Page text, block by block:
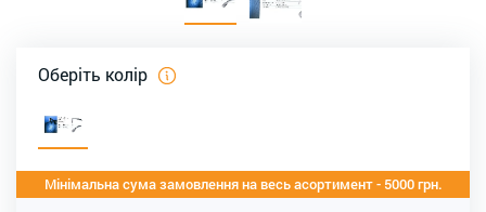
Оберіть колір
Мінімальна сума замовлення на весь асортимент - 5000 грн.